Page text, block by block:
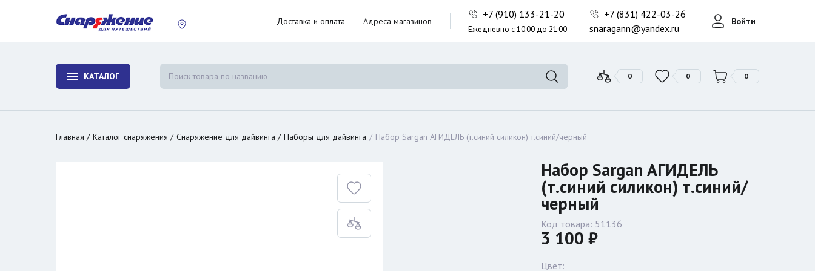
Доставка и оплата Адреса магазинов
+7 (910) 133-21-20
Ежедневно с 10:00 до 21:00
+7 (831) 422-03-26
snaragann@yandex.ru
Войти
КАТАЛОГ 0 0 0
Фонари поисковые
Фонари тактические
Главная Каталог снаряжения Снаряжение для дайвинга Наборы для дайвинга Набор Sargan АГИДЕЛЬ (т.синий силикон) т.синий/черный
Набор Sargan АГИДЕЛЬ
(т.синий силикон) т.синий/
черный
Код товара: 51136
3 100 ₽
Цвет: